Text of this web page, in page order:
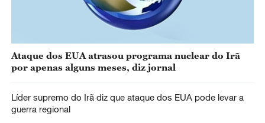
Ataque dos EUA atrasou programa nuclear do Irã
por apenas alguns meses, diz jornal
Líder supremo do Irã diz que ataque dos EUA pode levar a
guerra regional